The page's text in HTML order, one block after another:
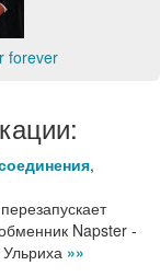
forever
,
Napster -
»»